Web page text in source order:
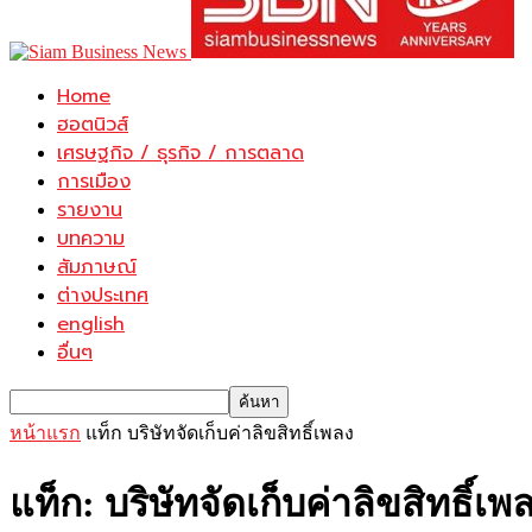
Home
ฮอตนิวส์
เศรษฐกิจ / ธุรกิจ / การตลาด
การเมือง
รายงาน
บทความ
สัมภาษณ์
ต่างประเทศ
english
อื่นๆ
หน้าแรก แท็ก บริษัทจัดเก็บค่าลิขสิทธิ์เพลง
แท็ก: บริษัทจัดเก็บค่าลิขสิทธิ์เพ